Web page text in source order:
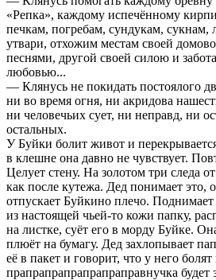
«Репка», каждому испечённому
печкам, погребам, сундукам, сукнам,
утвари, отхожим местам своей
песнями, другой своей силою и
любовью...
— Клянусь не покидать постоялого
ни во время огня, ни акридова
ни человечьих сует, ни неправд, ни
остальных.
У Буйки болит живот и
в клешне она давно не чувствует.
Целует стену. На золотом три следа
как после кутежа. Дед понимает это,
отпускает Буйкино плечо. Поднимает
из настоящей чьей-то кожи папку,
на листке, суёт его в морду Буйке.
плюёт на бумагу. Дед захлопывает
её в пакет и говорит, что у него
прапрапрапрапрапраправнучка будет